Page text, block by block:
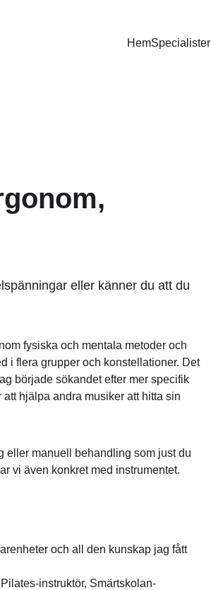
HemSpecialister
eller känner du att du
fysiska och mentala metoder och
i flera grupper och konstellationer. Det
började sökandet efter mer specifik
hjälpa andra musiker att hitta sin
eller manuell behandling som just du
vi även konkret med instrumentet.
och all den kunskap jag fått
instruktör, Smärtskolan-